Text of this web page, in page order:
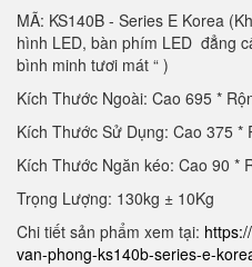
MÃ: KS140B - Series E Korea
hình LED, bàn phím LED đẳng
bình minh tươi mát “ )
Kích Thước Ngoài: Cao 695 *
Kích Thước Sử Dụng: Cao 375 *
Kích Thước Ngăn kéo: Cao 90 *
Trọng Lượng: 130kg ± 10Kg
Chi tiết sản phẩm xem tại:
van-phong-ks140b-series-e-